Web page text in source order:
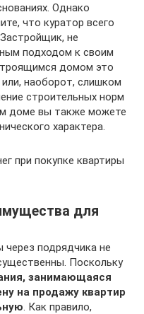
Однако
что куратор всего
не
подходом к своим
домом это
наоборот, слишком
строительных норм
доме вы также можете
характера.
при покупке квартиры
для
подрядчика не
Поскольку
занимающаяся
на продажу квартир
. Как правило,